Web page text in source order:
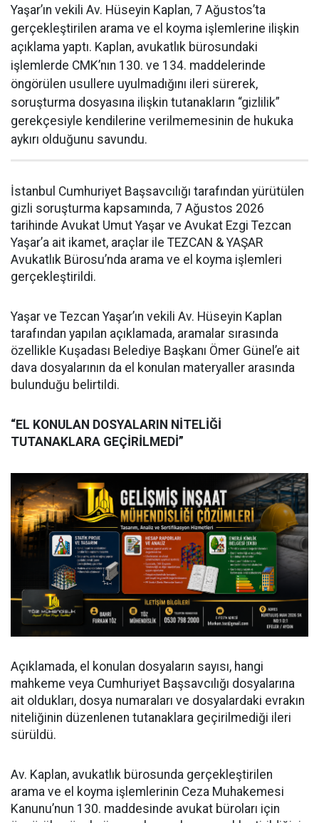
Yaşar’ın vekili Av. Hüseyin Kaplan, 7 Ağustos’ta
gerçekleştirilen arama ve el koyma işlemlerine ilişkin
açıklama yaptı. Kaplan, avukatlık bürosundaki
işlemlerde CMK’nın 130. ve 134. maddelerinde
öngörülen usullere uyulmadığını ileri sürerek,
soruşturma dosyasına ilişkin tutanakların “gizlilik”
gerekçesiyle kendilerine verilmemesinin de hukuka
aykırı olduğunu savundu.
İstanbul Cumhuriyet Başsavcılığı tarafından yürütülen
gizli soruşturma kapsamında, 7 Ağustos 2026
tarihinde Avukat Umut Yaşar ve Avukat Ezgi Tezcan
Yaşar’a ait ikamet, araçlar ile TEZCAN & YAŞAR
Avukatlık Bürosu’nda arama ve el koyma işlemleri
gerçekleştirildi.
Yaşar ve Tezcan Yaşar’ın vekili Av. Hüseyin Kaplan
tarafından yapılan açıklamada, aramalar sırasında
özellikle Kuşadası Belediye Başkanı Ömer Günel’e ait
dava dosyalarının da el konulan materyaller arasında
bulunduğu belirtildi.
“EL KONULAN DOSYALARIN NİTELİĞİ
TUTANAKLARA GEÇİRİLMEDİ”
Açıklamada, el konulan dosyaların sayısı, hangi
mahkeme veya Cumhuriyet Başsavcılığı dosyalarına
ait oldukları, dosya numaraları ve dosyalardaki evrakın
niteliğinin düzenlenen tutanaklara geçirilmediği ileri
sürüldü.
Av. Kaplan, avukatlık bürosunda gerçekleştirilen
arama ve el koyma işlemlerinin Ceza Muhakemesi
Kanunu’nun 130. maddesinde avukat büroları için